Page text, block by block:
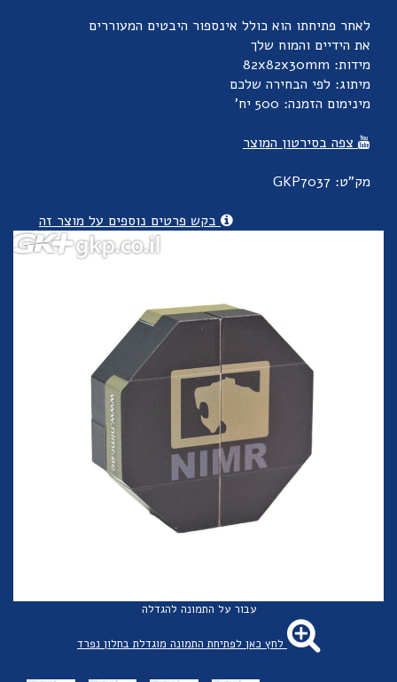
לאחר פתיחתו הוא כולל אינספור היבטים המעוררים
את הידיים והמוח שלך
מידות: 82x82x30mm
מיתוג: לפי הבחירה שלכם
מינימום הזמנה: 500 יח'
צפה בסירטון המוצר
מק"ט: GKP7037
בקש פרטים נוספים על מוצר זה
עבור על התמונה להגדלה
לחץ כאן לפתיחת התמונה מוגדלת בחלון נפרד